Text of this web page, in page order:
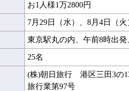
お1人様1万2800円
7月29日（水）、8月4日（火
東京駅丸の内、午前8時出
25名
(株)朝日旅行 港区三田3の
旅行業第97号